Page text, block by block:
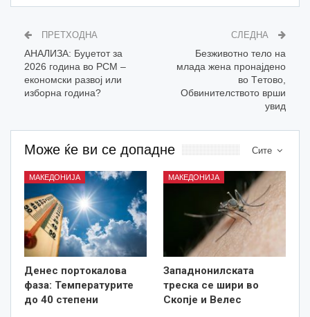
ПРЕТХОДНА
АНАЛИЗА: Буџетот за
2026 година во РСМ –
економски развој или
изборна година?
СЛЕДНА
Безживотно тело на
млада жена пронајдено
во Tетово,
Обвинителството врши
увид
Сите
Може ќе ви се допадне
МАКЕДОНИЈА
Денес портокалова
фаза: Температурите
до 40 степени
МАКЕДОНИЈА
Западнонилската
треска се шири во
Скопје и Велес